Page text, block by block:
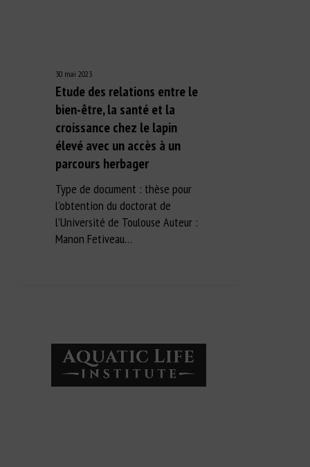
30 mai 2023
Etude des relations entre le
bien-être, la santé et la
croissance chez le lapin
élevé avec un accès à un
parcours herbager
Type de document : thèse pour
l’obtention du doctorat de
l’Université de Toulouse Auteur :
Manon Fetiveau…